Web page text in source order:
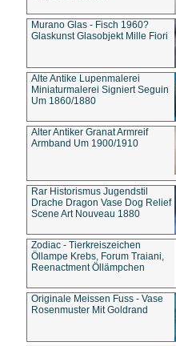
Murano Glas - Fisch 1960?
Glaskunst Glasobjekt Mille Fiori
Alte Antike Lupenmalerei
Miniaturmalerei Signiert Seguin
Um 1860/1880
Alter Antiker Granat Armreif
Armband Um 1900/1910
Rar Historismus Jugendstil
Drache Dragon Vase Dog Relief
Scene Art Nouveau 1880
Zodiac - Tierkreiszeichen
Öllampe Krebs, Forum Traiani,
Reenactment Öllämpchen
Originale Meissen Fuss - Vase
Rosenmuster Mit Goldrand